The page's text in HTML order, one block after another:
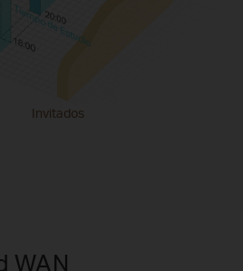
Invitados
Tiempo de Estudio
WAN